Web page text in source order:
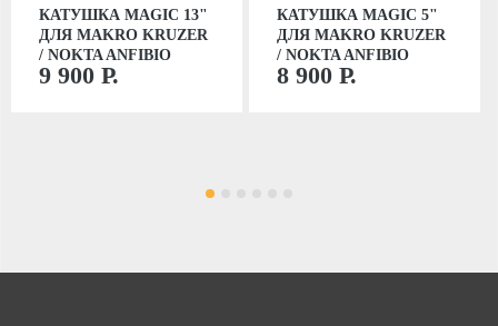
КАТУШКА MAGIC 13"
ДЛЯ MAKRO KRUZER
/ NOKTA ANFIBIO
9 900 Р.
КАТУШКА MAGIC 5"
ДЛЯ MAKRO KRUZER
/ NOKTA ANFIBIO
8 900 Р.